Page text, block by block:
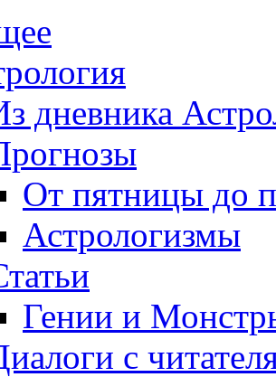
дневника
От пятницы до
Астрологизмы
Гении и
с